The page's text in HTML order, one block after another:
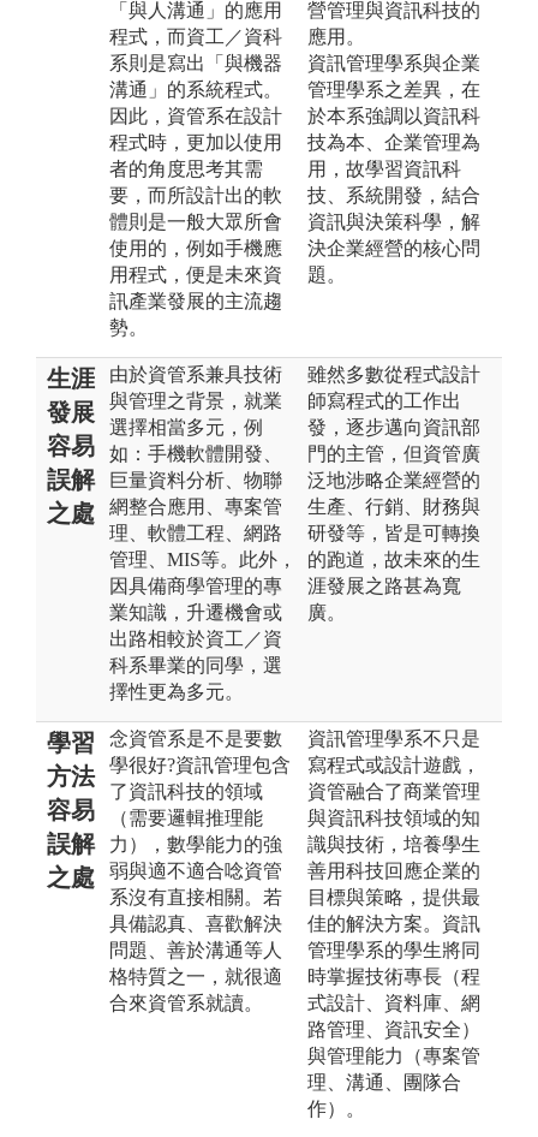
「與人溝通」的應用
程式，而資工／資科
系則是寫出「與機器
溝通」的系統程式。
因此，資管系在設計
程式時，更加以使用
者的角度思考其需
要，而所設計出的軟
體則是一般大眾所會
使用的，例如手機應
用程式，便是未來資
訊產業發展的主流趨
勢。
營管理與資訊科技的
應用。
資訊管理學系與企業
管理學系之差異，在
於本系強調以資訊科
技為本、企業管理為
用，故學習資訊科
技、系統開發，結合
資訊與決策科學，解
決企業經營的核心問
題。
生涯
發展
容易
誤解
之處
由於資管系兼具技術
與管理之背景，就業
選擇相當多元，例
如：手機軟體開發、
巨量資料分析、物聯
網整合應用、專案管
理、軟體工程、網路
管理、MIS等。此外，
因具備商學管理的專
業知識，升遷機會或
出路相較於資工／資
科系畢業的同學，選
擇性更為多元。
雖然多數從程式設計
師寫程式的工作出
發，逐步邁向資訊部
門的主管，但資管廣
泛地涉略企業經營的
生產、行銷、財務與
研發等，皆是可轉換
的跑道，故未來的生
涯發展之路甚為寬
廣。
學習
方法
容易
誤解
之處
念資管系是不是要數
學很好?資訊管理包含
了資訊科技的領域
（需要邏輯推理能
力），數學能力的強
弱與適不適合唸資管
系沒有直接相關。若
具備認真、喜歡解決
問題、善於溝通等人
格特質之一，就很適
合來資管系就讀。
資訊管理學系不只是
寫程式或設計遊戲，
資管融合了商業管理
與資訊科技領域的知
識與技術，培養學生
善用科技回應企業的
目標與策略，提供最
佳的解決方案。資訊
管理學系的學生將同
時掌握技術專長（程
式設計、資料庫、網
路管理、資訊安全）
與管理能力（專案管
理、溝通、團隊合
作）。